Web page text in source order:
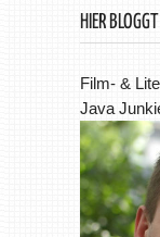
HIER
Film- &
Java